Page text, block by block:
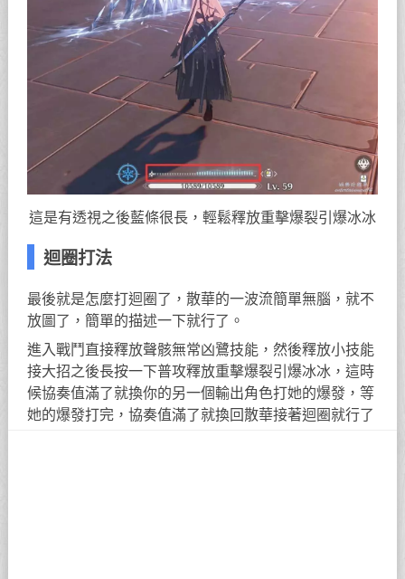
這是有透視之後藍條很長，輕鬆釋放重擊爆裂引爆冰冰
迴圈打法
最後就是怎麼打迴圈了，散華的一波流簡單無腦，就不
放圖了，簡單的描述一下就行了。
進入戰鬥直接釋放聲骸無常凶鷺技能，然後釋放小技能
接大招之後長按一下普攻釋放重擊爆裂引爆冰冰，這時
候協奏值滿了就換你的另一個輸出角色打她的爆發，等
她的爆發打完，協奏值滿了就換回散華接著迴圈就行了